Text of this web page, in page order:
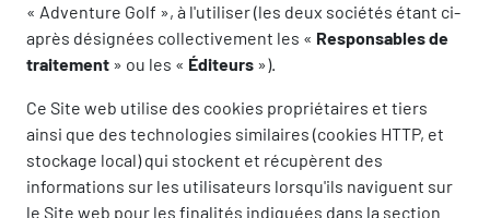
« Adventure Golf », à l'utiliser (les deux sociétés étant ci-
après désignées collectivement les « Responsables de
traitement » ou les « Éditeurs »).
Ce Site web utilise des cookies propriétaires et tiers
ainsi que des technologies similaires (cookies HTTP, et
stockage local) qui stockent et récupèrent des
informations sur les utilisateurs lorsqu'ils naviguent sur
le Site web pour les finalités indiquées dans la section